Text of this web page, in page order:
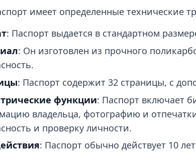
имеет определенные технические
: Паспорт выдается в стандартном
: Он изготовлен из прочного
: Паспорт содержит 32 страницы, с
функции: Паспорт включает
владельца, фотографию и
и проверку личности.
: Паспорт обычно действует 10